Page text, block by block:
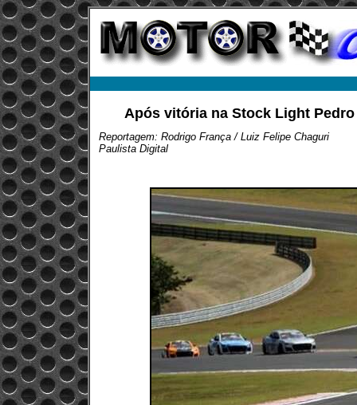
Após vitória na Stock Light
Reportagem: Rodrigo França / Luiz Felipe Chaguri
Paulista Digital